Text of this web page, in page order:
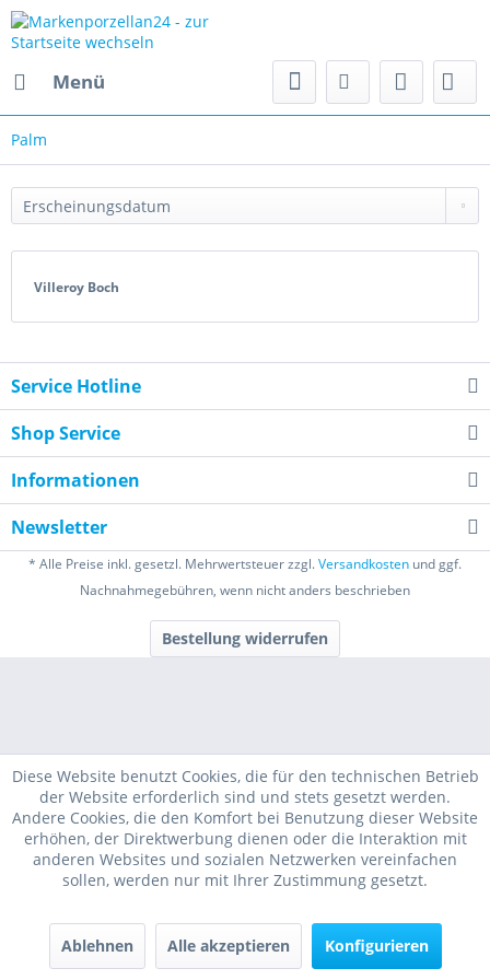
Menü
Palm
Villeroy Boch
Service Hotline
Shop Service
Informationen
Newsletter
* Alle Preise inkl. gesetzl. Mehrwertsteuer zzgl.Versandkosten und ggf.
Nachnahmegebühren, wenn nicht anders beschrieben
Bestellung widerrufen
Diese Website benutzt Cookies, die für den technischen Betrieb
der Website erforderlich sind und stets gesetzt werden.
Andere Cookies, die den Komfort bei Benutzung dieser Website
erhöhen, der Direktwerbung dienen oder die Interaktion mit
anderen Websites und sozialen Netzwerken vereinfachen
sollen, werden nur mit Ihrer Zustimmung gesetzt.
Ablehnen Alle akzeptieren Konfigurieren